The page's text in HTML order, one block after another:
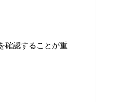
確認することが重